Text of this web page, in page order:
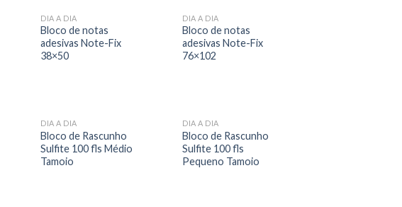
DIA A DIA
Bloco de notas
adesivas Note-Fix
38×50
DIA A DIA
Bloco de notas
adesivas Note-Fix
76×102
DIA A DIA
Bloco de Rascunho
Sulfite 100 fls Médio
Tamoio
DIA A DIA
Bloco de Rascunho
Sulfite 100 fls
Pequeno Tamoio